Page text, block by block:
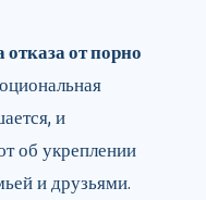
от порно
и
об укреплении
и друзьями.